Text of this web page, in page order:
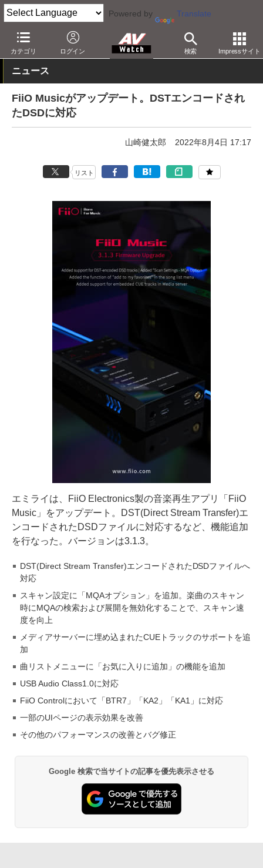
Powered by Translate
カテゴリ ログイン 検索 Impressサイト
AV Watch コンテンツ・サービス アプリ/サービス
ニュース
FiiO Musicがアップデート。DSTエンコードされ
たDSDに対応
山崎健太郎 2022年8月4日 17:17
リスト
エミライは、FiiO Electronics製の音楽再生アプリ「FiiO
Music」をアップデート。DST(Direct Stream Transfer)エ
ンコードされたDSDファイルに対応するなど、機能追加
を行なった。バージョンは3.1.3。
DST(Direct Stream Transfer)エンコードされたDSDファイルへ
対応
スキャン設定に「MQAオプション」を追加。楽曲のスキャン
時にMQAの検索および展開を無効化することで、スキャン速
度を向上
メディアサーバーに埋め込まれたCUEトラックのサポートを追
加
曲リストメニューに「お気に入りに追加」の機能を追加
USB Audio Class1.0に対応
FiiO Controlにおいて「BTR7」「KA2」「KA1」に対応
一部のUIページの表示効果を改善
その他のパフォーマンスの改善とバグ修正
Google 検索で当サイトの記事を優先表示させる